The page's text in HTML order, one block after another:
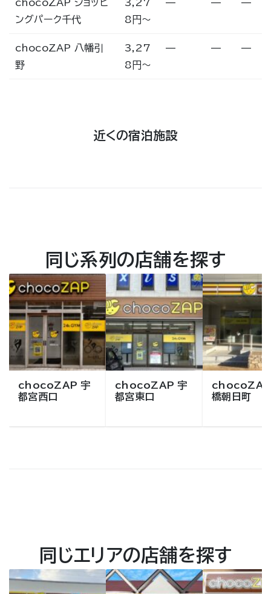
chocoZAP ショッピ
ングパーク千代
3,27
8円〜
— — —
chocoZAP 八幡引
野
3,27
8円〜
— — —
近くの宿泊施設
同じ系列の店舗を探す
chocoZAP 宇
都宮西口
chocoZAP 宇
都宮東口
chocoZAP
橋朝日町
同じエリアの店舗を探す